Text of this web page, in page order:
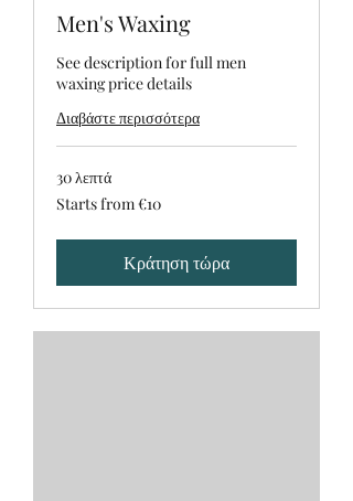
Men's Waxing
See description for full men
waxing price details
Διαβάστε περισσότερα
30 λεπτά
Starts
from
Starts from €10
Κράτηση τώρα